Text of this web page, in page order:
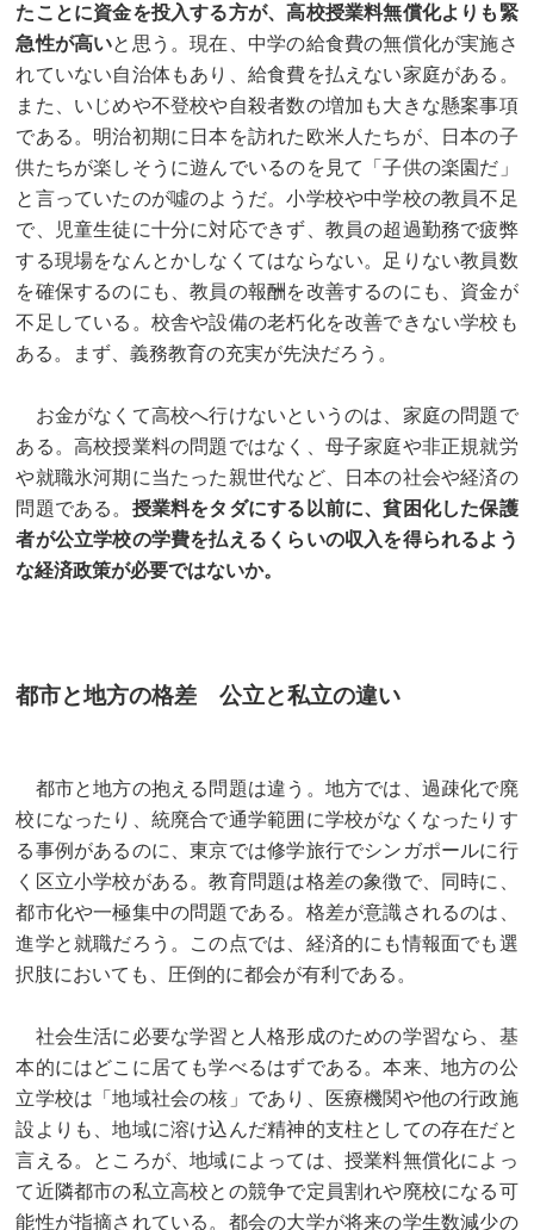
たことに資金を投入する方が、高校授業料無償化よりも緊
急性が高いと思う。現在、中学の給食費の無償化が実施さ
れていない自治体もあり、給食費を払えない家庭がある。
また、いじめや不登校や自殺者数の増加も大きな懸案事項
である。明治初期に日本を訪れた欧米人たちが、日本の子
供たちが楽しそうに遊んでいるのを見て「子供の楽園だ」
と言っていたのが噓のようだ。小学校や中学校の教員不足
で、児童生徒に十分に対応できず、教員の超過勤務で疲弊
する現場をなんとかしなくてはならない。足りない教員数
を確保するのにも、教員の報酬を改善するのにも、資金が
不足している。校舎や設備の老朽化を改善できない学校も
ある。まず、義務教育の充実が先決だろう。
お金がなくて高校へ行けないというのは、家庭の問題で
ある。高校授業料の問題ではなく、母子家庭や非正規就労
や就職氷河期に当たった親世代など、日本の社会や経済の
問題である。 授業料をタダにする以前に、貧困化した保護
者が公立学校の学費を払えるくらいの収入を得られるよう
な経済政策が必要ではないか。
都市と地方の格差 公立と私立の違い
都市と地方の抱える問題は違う。地方では、過疎化で廃
校になったり、統廃合で通学範囲に学校がなくなったりす
る事例があるのに、東京では修学旅行でシンガポールに行
く区立小学校がある。教育問題は格差の象徴で、同時に、
都市化や一極集中の問題である。格差が意識されるのは、
進学と就職だろう。この点では、経済的にも情報面でも選
択肢においても、圧倒的に都会が有利である。
社会生活に必要な学習と人格形成のための学習なら、基
本的にはどこに居ても学べるはずである。本来、地方の公
立学校は「地域社会の核」であり、医療機関や他の行政施
設よりも、地域に溶け込んだ精神的支柱としての存在だと
言える。ところが、地域によっては、授業料無償化によっ
て近隣都市の私立高校との競争で定員割れや廃校になる可
能性が指摘されている。都会の大学が将来の学生数減少の